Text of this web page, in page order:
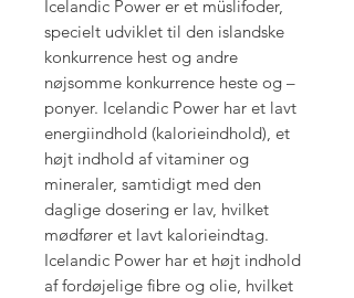
Icelandic Power er et müslifoder,
specielt udviklet til den islandske
konkurrence hest og andre
nøjsomme konkurrence heste og –
ponyer. Icelandic Power har et lavt
energiindhold (kalorieindhold), et
højt indhold af vitaminer og
mineraler, samtidigt med den
daglige dosering er lav, hvilket
mødfører et lavt kalorieindtag.
Icelandic Power har et højt indhold
af fordøjelige fibre og olie, hvilket